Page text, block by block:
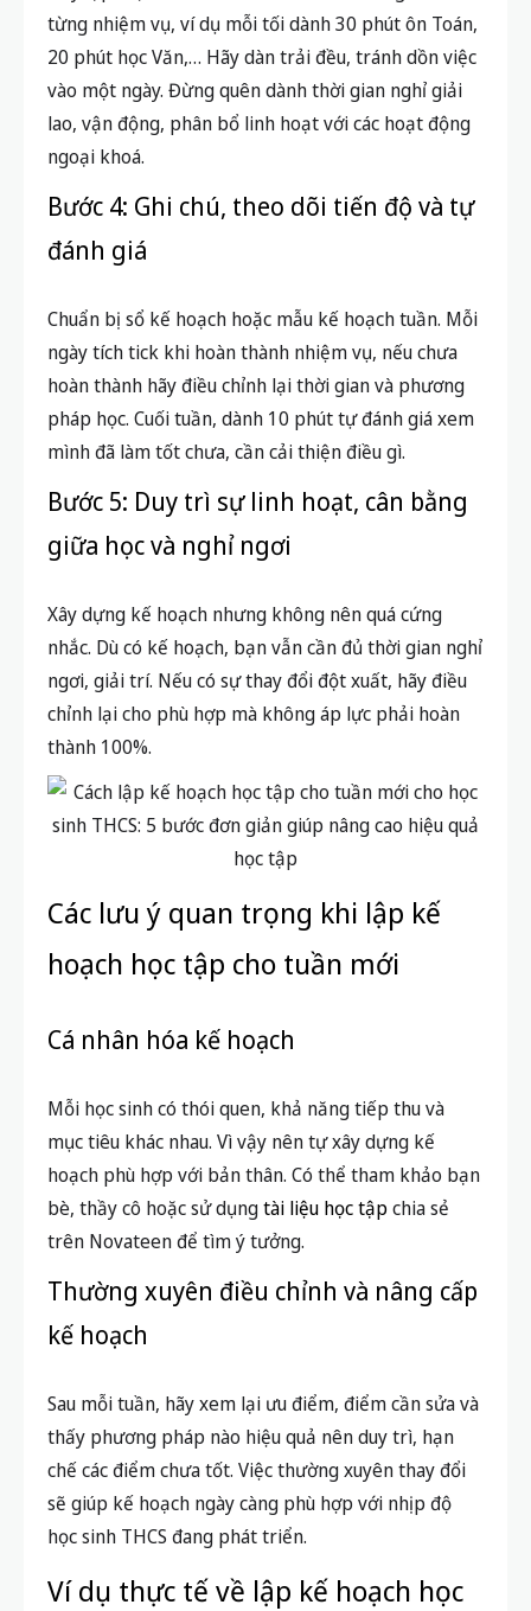
từng nhiệm vụ, ví dụ mỗi tối dành 30 phút ôn Toán,
20 phút học Văn,… Hãy dàn trải đều, tránh dồn việc
vào một ngày. Đừng quên dành thời gian nghỉ giải
lao, vận động, phân bổ linh hoạt với các hoạt động
ngoại khoá.
Bước 4: Ghi chú, theo dõi tiến độ và tự
đánh giá
Chuẩn bị sổ kế hoạch hoặc mẫu kế hoạch tuần. Mỗi
ngày tích tick khi hoàn thành nhiệm vụ, nếu chưa
hoàn thành hãy điều chỉnh lại thời gian và phương
pháp học. Cuối tuần, dành 10 phút tự đánh giá xem
mình đã làm tốt chưa, cần cải thiện điều gì.
Bước 5: Duy trì sự linh hoạt, cân bằng
giữa học và nghỉ ngơi
Xây dựng kế hoạch nhưng không nên quá cứng
nhắc. Dù có kế hoạch, bạn vẫn cần đủ thời gian nghỉ
ngơi, giải trí. Nếu có sự thay đổi đột xuất, hãy điều
chỉnh lại cho phù hợp mà không áp lực phải hoàn
thành 100%.
Các lưu ý quan trọng khi lập kế
hoạch học tập cho tuần mới
Cá nhân hóa kế hoạch
Mỗi học sinh có thói quen, khả năng tiếp thu và
mục tiêu khác nhau. Vì vậy nên tự xây dựng kế
hoạch phù hợp với bản thân. Có thể tham khảo bạn
bè, thầy cô hoặc sử dụngtài liệu học tậpchia sẻ
trên Novateen để tìm ý tưởng.
Thường xuyên điều chỉnh và nâng cấp
kế hoạch
Sau mỗi tuần, hãy xem lại ưu điểm, điểm cần sửa và
thấy phương pháp nào hiệu quả nên duy trì, hạn
chế các điểm chưa tốt. Việc thường xuyên thay đổi
sẽ giúp kế hoạch ngày càng phù hợp với nhịp độ
học sinh THCS đang phát triển.
Ví dụ thực tế về lập kế hoạch học